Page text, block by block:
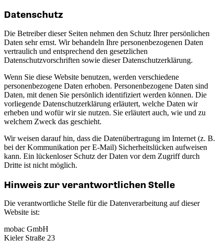
Datenschutz
Die Betreiber dieser Seiten nehmen den Schutz Ihrer persönlichen
Daten sehr ernst. Wir behandeln Ihre personenbezogenen Daten
vertraulich und entsprechend den gesetzlichen
Datenschutzvorschriften sowie dieser Datenschutzerklärung.
Wenn Sie diese Website benutzen, werden verschiedene
personenbezogene Daten erhoben. Personenbezogene Daten sind
Daten, mit denen Sie persönlich identifiziert werden können. Die
vorliegende Datenschutzerklärung erläutert, welche Daten wir
erheben und wofür wir sie nutzen. Sie erläutert auch, wie und zu
welchem Zweck das geschieht.
Wir weisen darauf hin, dass die Datenübertragung im Internet (z. B.
bei der Kommunikation per E-Mail) Sicherheitslücken aufweisen
kann. Ein lückenloser Schutz der Daten vor dem Zugriff durch
Dritte ist nicht möglich.
Hinweis zur verantwortlichen Stelle
Die verantwortliche Stelle für die Datenverarbeitung auf dieser
Website ist:
mobac GmbH
Kieler Straße 23